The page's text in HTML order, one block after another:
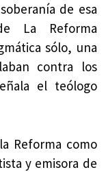
de esa
La Reforma
sólo, una
contra los
el teólogo
Reforma como
y emisora de